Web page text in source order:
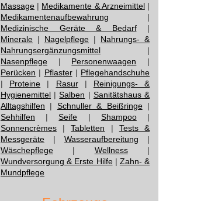
Massage | Medikamente & Arzneimittel|
Medikamentenaufbewahrung |
Medizinische Geräte & Bedarf|
Minerale | Nagelpflege | Nahrungs- &
Nahrungsergänzungsmittel |
Nasenpflege | Personenwaagen |
Perücken | Pflaster| Pflegehandschuhe
| Proteine | Rasur| Reinigungs- &
Hygienemittel |Salben | Sanitätshaus &
Alltagshilfen | Schnuller & Beißringe|
Sehhilfen |Seife | Shampoo|
Sonnencrèmes |Tabletten | Tests &
Messgeräte | Wasseraufbereitung |
Wäschepflege | Wellness|
Wundversorgung & Erste Hilfe| Zahn- &
Mundpflege